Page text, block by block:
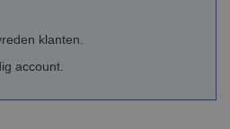
klanten.
account.